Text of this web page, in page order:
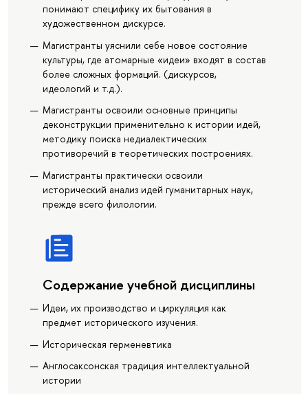
понимают специфику их бытования в
художественном дискурсе.
Магистранты уяснили себе новое состояние
культуры, где атомарные «идеи» входят в состав
более сложных формаций. (дискурсов,
идеологий и т.д.).
Магистранты освоили основные принципы
деконструкции применительно к истории идей,
методику поиска недиалектических
противоречий в теоретических построениях.
Магистранты практически освоили
исторический анализ идей гуманитарных наук,
прежде всего филологии.
Содержание учебной дисциплины
Идеи, их производство и циркуляция как
предмет исторического изучения.
Историческая герменевтика
Англосаксонская традиция интеллектуальной
истории